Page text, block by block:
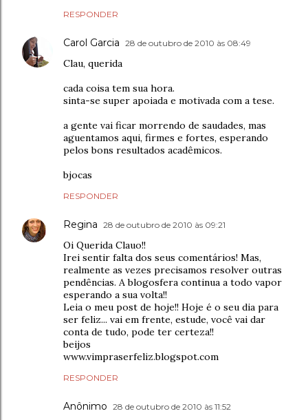
RESPONDER
Carol Garcia 28 de outubro de 2010 às 08:49
Clau, querida
cada coisa tem sua hora.
sinta-se super apoiada e motivada com a tese.
a gente vai ficar morrendo de saudades, mas
aguentamos aqui, firmes e fortes, esperando
pelos bons resultados acadêmicos.
bjocas
RESPONDER
Regina 28 de outubro de 2010 às 09:21
Oi Querida Clauo!!
Irei sentir falta dos seus comentários! Mas,
realmente as vezes precisamos resolver outras
pendências. A blogosfera continua a todo vapor
esperando a sua volta!!
Leia o meu post de hoje!! Hoje é o seu dia para
ser feliz... vai em frente, estude, você vai dar
conta de tudo, pode ter certeza!!
beijos
www.vimpraserfeliz.blogspot.com
RESPONDER
Anônimo 28 de outubro de 2010 às 11:52